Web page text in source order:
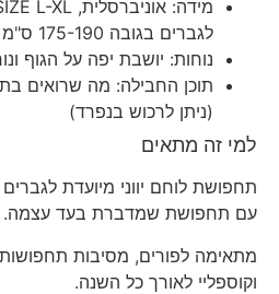
לגברים בגובה 175-190 ס"מ
נוחות: יושבת יפה על הגוף
תוכן החבילה: מה שרואים
(ניתן לרכוש בנפרד)
למי זה מתאים
תחפושת לוחם יווני מיועדת
עם תחפושת שמדברת בעד עצמה.
מתאימה לפורים, מסיבות
וקוספליי לאורך כל השנה.